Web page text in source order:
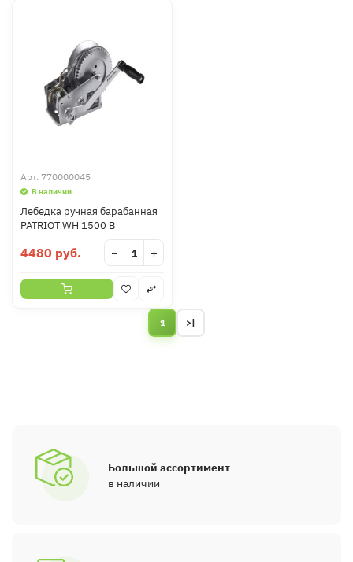
Арт. 770000045
В наличии
Лебедка ручная барабанная
PATRIOT WH 1500 B
4480 руб. − +
1 >|
Большой ассортимент
в наличии